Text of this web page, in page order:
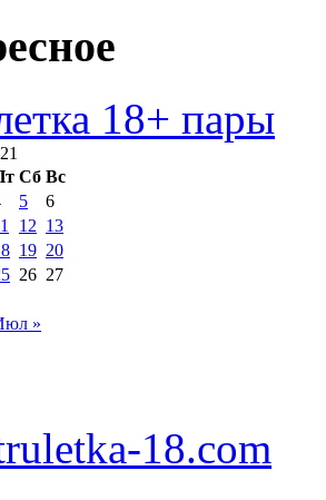
18+ пары
Сб Вс
»
5
6
12 13
19 20
26 27
18.com